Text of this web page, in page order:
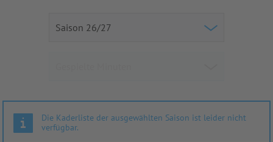
Die Kaderliste der ausgewählten Saison ist leider nicht
verfügbar.